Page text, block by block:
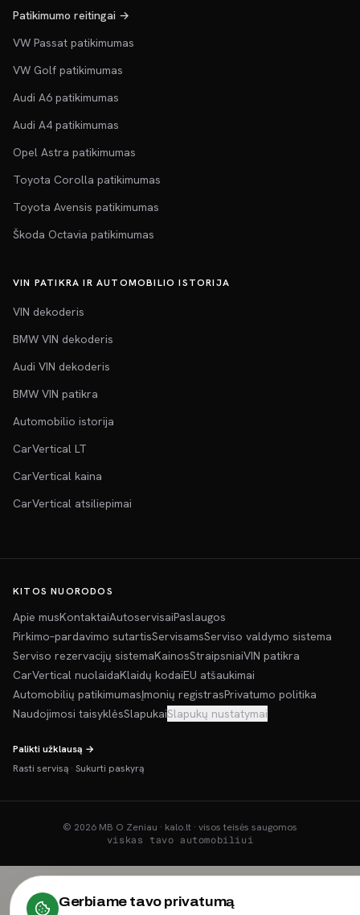
Patikimumo reitingai →
VW Passat patikimumas
VW Golf patikimumas
Audi A6 patikimumas
Audi A4 patikimumas
Opel Astra patikimumas
Toyota Corolla patikimumas
Toyota Avensis patikimumas
Škoda Octavia patikimumas
VIN PATIKRA IR AUTOMOBILIO ISTORIJA
VIN dekoderis
BMW VIN dekoderis
Audi VIN dekoderis
BMW VIN patikra
Automobilio istorija
CarVertical LT
CarVertical kaina
CarVertical atsiliepimai
KITOS NUORODOS
Apie musKontaktaiAutoservisaiPaslaugos
Pirkimo–pardavimo sutartisServisamsServiso valdymo sistema
Serviso rezervacijų sistemaKainosStraipsniaiVIN patikra
CarVertical nuolaidaKlaidų kodaiEU atšaukimai
Automobilių patikimumasĮmonių registrasPrivatumo politika
Naudojimosi taisyklėsSlapukaiSlapukų nustatymai
Palikti užklausą →
Rasti servisą · Sukurti paskyrą
© 2026 MB O Zeniau · kalo.lt · visos teisės saugomos
viskas tavo automobiliui
Gerbiame tavo privatumą